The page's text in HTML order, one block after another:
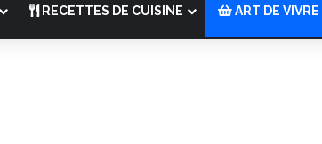
RECETTES DE CUISINE ART DE VIVRE